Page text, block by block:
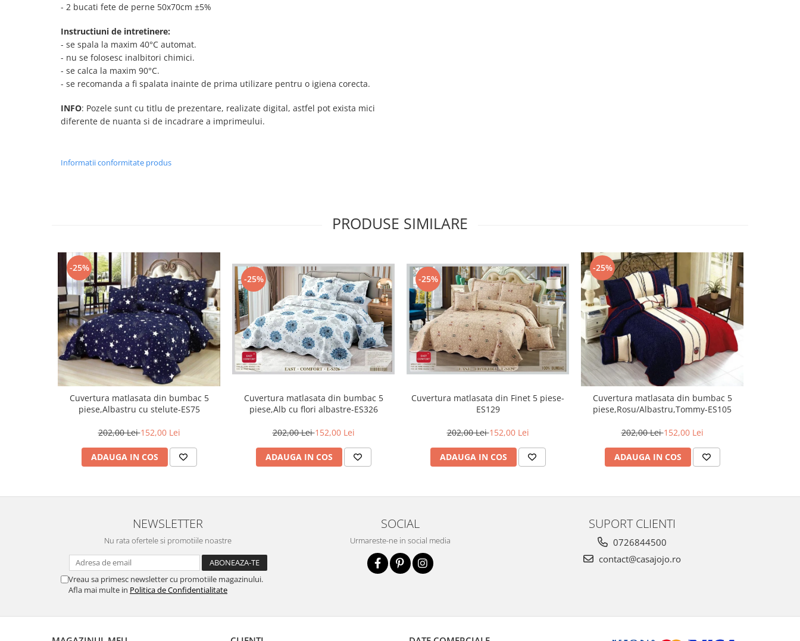
- 2 bucati fete de perne 50x70cm ±5%
Instructiuni de intretinere:
- se spala la maxim 40°C automat.
- nu se folosesc inalbitori chimici.
- se calca la maxim 90°C.
- se recomanda a fi spalata inainte de prima utilizare pentru o igiena corecta.
INFO: Pozele sunt cu titlu de prezentare, realizate digital, astfel pot exista mici
diferente de nuanta si de incadrare a imprimeului.
Informatii conformitate produs
PRODUSE SIMILARE
-25%
Cuvertura matlasata din bumbac 5
piese,Albastru cu stelute-ES75
202,00 Lei152,00 Lei
ADAUGA IN COS
-25%
Cuvertura matlasata din bumbac 5
piese,Alb cu flori albastre-ES326
202,00 Lei152,00 Lei
ADAUGA IN COS
-25%
Cuvertura matlasata din Finet 5 piese-
ES129
202,00 Lei152,00 Lei
ADAUGA IN COS
-25%
Cuvertura matlasata din bumbac 5
piese,Rosu/Albastru,Tommy-ES105
202,00 Lei152,00 Lei
ADAUGA IN COS
NEWSLETTER
Nu rata ofertele si promotiile noastre
Vreau sa primesc newsletter cu promotiile magazinului.
Afla mai multe in Politica de Confidentialitate
SOCIAL
Urmareste-ne in social media
SUPORT CLIENTI
0726844500
contact@casajojo.ro